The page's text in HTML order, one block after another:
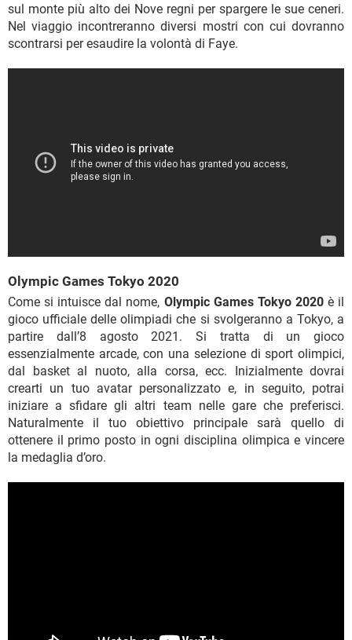
sul monte più alto dei Nove regni per spargere le sue ceneri.
Nel viaggio incontreranno diversi mostri con cui dovranno
scontrarsi per esaudire la volontà di Faye.
Olympic Games Tokyo 2020
Come si intuisce dal nome, Olympic Games Tokyo 2020è il
gioco ufficiale delle olimpiadi che si svolgeranno a Tokyo, a
partire dall’8 agosto 2021. Si tratta di un gioco
essenzialmente arcade, con una selezione di sport olimpici,
dal basket al nuoto, alla corsa, ecc. Inizialmente dovrai
crearti un tuo avatar personalizzato e, in seguito, potrai
iniziare a sfidare gli altri team nelle gare che preferisci.
Naturalmente il tuo obiettivo principale sarà quello di
ottenere il primo posto in ogni disciplina olimpica e vincere
la medaglia d’oro.